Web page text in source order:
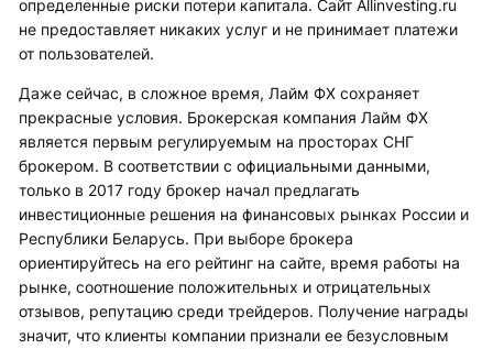
определенные риски потери капитала. Сайт Allinvesting.ru
не предоставляет никаких услуг и не принимает платежи
от пользователей.
Даже сейчас, в сложное время, Лайм ФХ сохраняет
прекрасные условия. Брокерская компания Лайм ФХ
является первым регулируемым на просторах СНГ
брокером. В соответствии с официальными данными,
только в 2017 году брокер начал предлагать
инвестиционные решения на финансовых рынках России и
Республики Беларусь. При выборе брокера
ориентируйтесь на его рейтинг на сайте, время работы на
рынке, соотношение положительных и отрицательных
отзывов, репутацию среди трейдеров. Получение награды
значит, что клиенты компании признали ее безусловным